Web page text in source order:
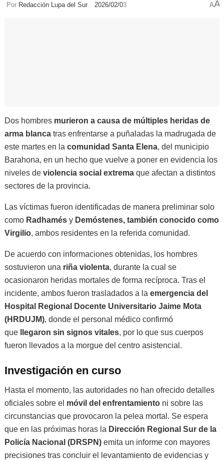
Por Redacción Lupa del Sur 2026/02/03 AA
Dos hombres murieron a causa de múltiples heridas de
arma blancatras enfrentarse a puñaladas la madrugada de
este martes en la comunidad Santa Elena, del municipio
Barahona, en un hecho que vuelve a poner en evidencia los
niveles de violencia social extremaque afectan a distintos
sectores de la provincia.
Las víctimas fueron identificadas de manera preliminar solo
como Radhamésy Demóstenes, también conocido como
Virgilio, ambos residentes en la referida comunidad.
De acuerdo con informaciones obtenidas, los hombres
sostuvieron una riña violenta, durante la cual se
ocasionaron heridas mortales de forma recíproca. Tras el
incidente, ambos fueron trasladados a la emergencia del
Hospital Regional Docente Universitario Jaime Mota
(HRDUJM), donde el personal médico confirmó
que
llegaron sin signos vitales, por lo que sus cuerpos
fueron llevados a la morgue del centro asistencial.
Investigación en curso
Hasta el momento, las autoridades no han ofrecido detalles
oficiales sobre el móvil del enfrentamientoni sobre las
circunstancias que provocaron la pelea mortal. Se espera
que en las próximas horas la Dirección Regional Sur de la
Policía Nacional (DRSPN)emita un informe con mayores
precisiones tras concluir el levantamiento de evidencias y